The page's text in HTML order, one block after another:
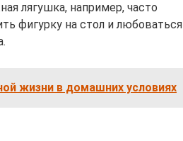
лягушка, например, часто
фигурку на стол и любоваться
жизни в домашних условиях